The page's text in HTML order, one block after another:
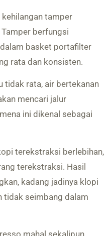
kehilangan tamper
berfungsi
basket portafilter
rata dan konsisten.
tidak rata, air bertekanan
mencari jalur
ini dikenal sebagai
terekstraksi berlebihan,
terekstraksi. Hasil
kadang jadinya klopi
tidak seimbang dalam